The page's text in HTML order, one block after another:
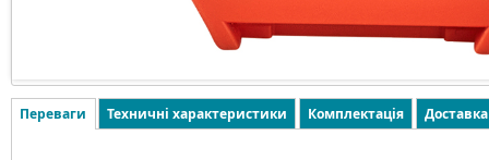
Переваги Техничні характеристики Комплектація